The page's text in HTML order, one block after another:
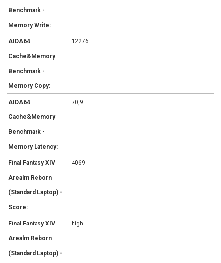
Benchmark -
Memory Write:
AIDA64
Cache&Memory
Benchmark -
Memory Copy:
12276
AIDA64
Cache&Memory
Benchmark -
Memory Latency:
70,9
Final Fantasy XIV
Arealm Reborn
(Standard Laptop) -
Score:
4069
Final Fantasy XIV
Arealm Reborn
(Standard Laptop) -
high